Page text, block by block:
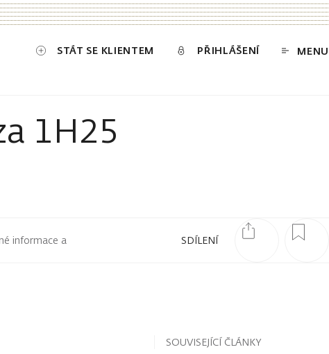
STÁT SE KLIENTEM PŘIHLÁŠENÍ MENU
1H25
SDÍLENÍ
informace a
SOUVISEJÍCÍ ČLÁNKY